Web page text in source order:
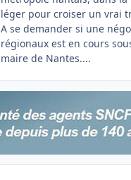
léger pour croiser un vrai
A se demander si une
régionaux est en cours
maire de Nantes....